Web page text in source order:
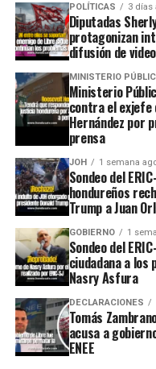
POLÍTICAS 3 días
Diputadas
protagonizan
difusión de
MINISTERIO
Ministerio
contra el exjefe
Hernández por
prensa
JOH 1 semana
Sondeo del
hondureños
Trump a Juan
GOBIERNO 1
Sondeo del
ciudadana a los
Nasry Asfura
DECLARACIONES
Tomás
acusa a
ENEE